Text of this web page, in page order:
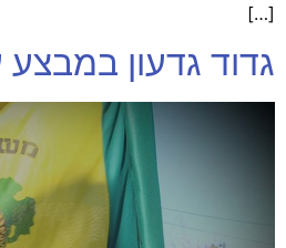
[…]
גדוד גדעון במבצע